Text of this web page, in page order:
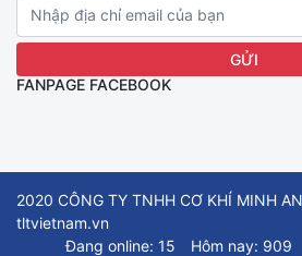
FANPAGE FACEBOOK
2020 CÔNG TY TNHH CƠ KHÍ MINH
tltvietnam.vn
Đang online: 15
Hôm nay: 909